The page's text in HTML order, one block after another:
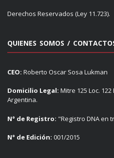
Derechos Reservados (Ley 11.723).
QUIENES SOMOS /
CEO: Roberto Oscar Sosa Lukman
Domicilio Legal: Mitre 125 Loc. 122
Argentina.
N° de Registro: "Registro DNA en
N° de Edición: 001/2015